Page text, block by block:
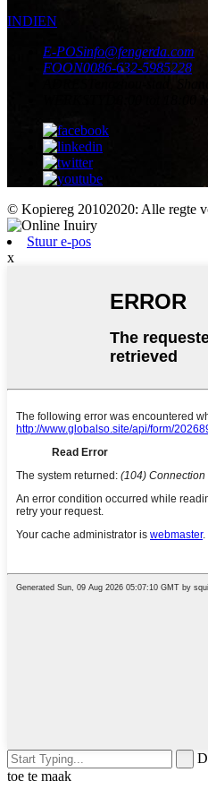
INDIEN
E-POSinfo@fengerda.com
FOON0086-632-5985228
Tengzhou-stad,
8:00 tot 18:00
© Kopiereg 20102020: Alle regte
Stuur e-pos
x
toe te maak